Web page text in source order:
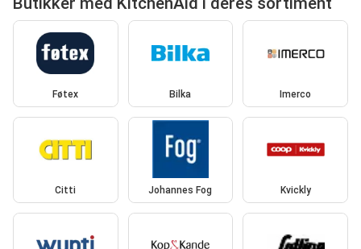
Føtex Bilka Imerco
Citti Johannes Fog Kvickly